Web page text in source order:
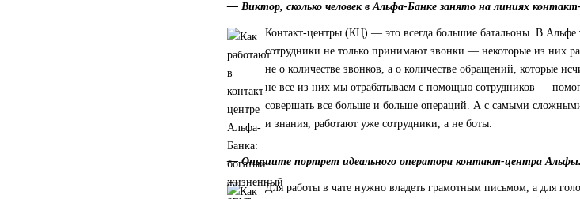
— Виктор, сколько человек в Альфа-Банке занято на линиях
Контакт-центры (КЦ) — это всегда большие батальоны. В Альфе
сотрудники не только принимают звонки — некоторые из них
не о количестве звонков, а о количестве обращений, которые
не все из них мы отрабатываем с помощью сотрудников —
совершать все больше и больше операций. А с самыми
и знания, работают уже сотрудники, а не боты.
— Опишите портрет идеального оператора контакт-центра Альфы.
Для работы в чате нужно владеть грамотным письмом, а для